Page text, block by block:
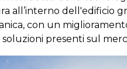
all’interno dell'edificio
con un
presenti sul